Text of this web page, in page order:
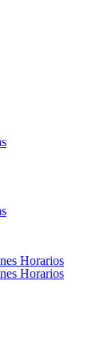
Horarios
Horarios